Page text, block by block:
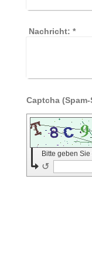
Nachricht: *
Bitte geben
↺